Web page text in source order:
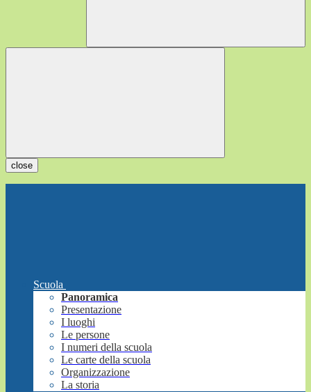
close
Scuola
Panoramica
Presentazione
I luoghi
Le persone
I numeri della scuola
Le carte della scuola
Organizzazione
La storia